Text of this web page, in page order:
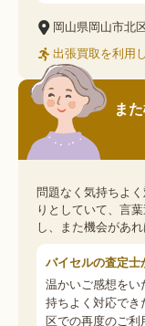
岡山県岡山市北
出張買取を利用
ま
問題なく気持ちよ
りとしていて、言
し、また機会があ
バイセルの査定士
温かいご感想を
持ちよく対応で
区での再度のご利